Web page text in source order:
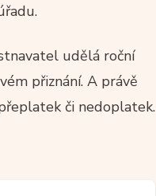
udělá roční
přiznání. A právě
či nedoplatek.